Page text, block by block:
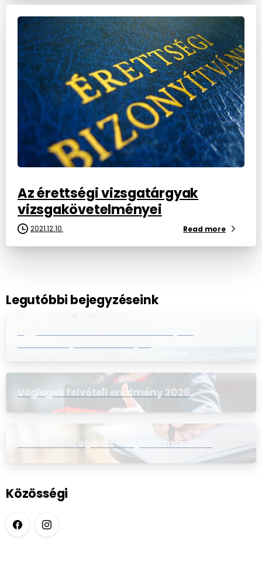
Az érettségi vizsgatárgyak
vizsgakövetelményei
2021.12.10. Read more
Legutóbbi bejegyzéseink
Végleges felvételi eredmény 2026
Pótfelvételi eljárás – tájékoztató 2026
Közösségi